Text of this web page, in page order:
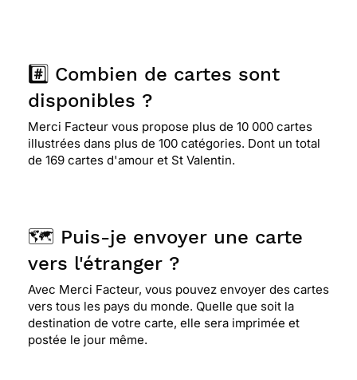
#️⃣ Combien de cartes sont
disponibles ?
Merci Facteur vous propose plus de 10 000 cartes
illustrées dans plus de 100 catégories. Dont un total
de 169 cartes d'amour et St Valentin.
🗺️ Puis-je envoyer une carte
vers l'étranger ?
Avec Merci Facteur, vous pouvez envoyer des cartes
vers tous les pays du monde. Quelle que soit la
destination de votre carte, elle sera imprimée et
postée le jour même.